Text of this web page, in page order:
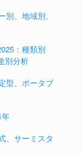
、地域別、
：種類別
別分析
型、ポータブ
、サーミスタ